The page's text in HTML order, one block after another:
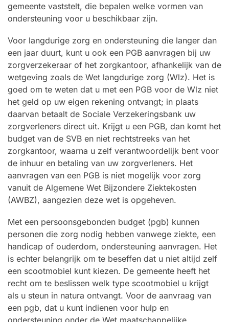
gemeente vaststelt, die bepalen welke vormen van
ondersteuning voor u beschikbaar zijn.
Voor langdurige zorg en ondersteuning die langer dan
een jaar duurt, kunt u ook een PGB aanvragen bij uw
zorgverzekeraar of het zorgkantoor, afhankelijk van de
wetgeving zoals de Wet langdurige zorg (Wlz). Het is
goed om te weten dat u met een PGB voor de Wlz niet
het geld op uw eigen rekening ontvangt; in plaats
daarvan betaalt de Sociale Verzekeringsbank uw
zorgverleners direct uit. Krijgt u een PGB, dan komt het
budget van de SVB en niet rechtstreeks van het
zorgkantoor, waarna u zelf verantwoordelijk bent voor
de inhuur en betaling van uw zorgverleners. Het
aanvragen van een PGB is niet mogelijk voor zorg
vanuit de Algemene Wet Bijzondere Ziektekosten
(AWBZ), aangezien deze wet is opgeheven.
Met een persoonsgebonden budget (pgb) kunnen
personen die zorg nodig hebben vanwege ziekte, een
handicap of ouderdom, ondersteuning aanvragen. Het
is echter belangrijk om te beseffen dat u niet altijd zelf
een scootmobiel kunt kiezen. De gemeente heeft het
recht om te beslissen welk type scootmobiel u krijgt
als u steun in natura ontvangt. Voor de aanvraag van
een pgb, dat u kunt indienen voor hulp en